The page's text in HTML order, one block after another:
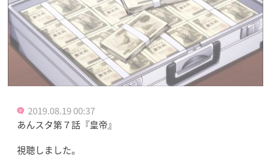
2019.08.19 00:37
あんスタ第７話『皇帝』
視聴しました。